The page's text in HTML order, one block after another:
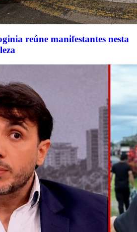
reúne manifestantes nesta